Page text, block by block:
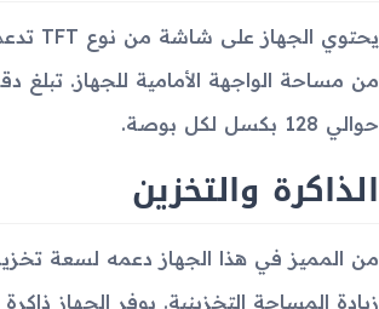
حوالي 128 بكسل لكل بوصة.
الذاكرة والتخزين